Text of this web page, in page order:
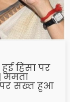
हिंसा पर
ममता
पर सख्त हुआ